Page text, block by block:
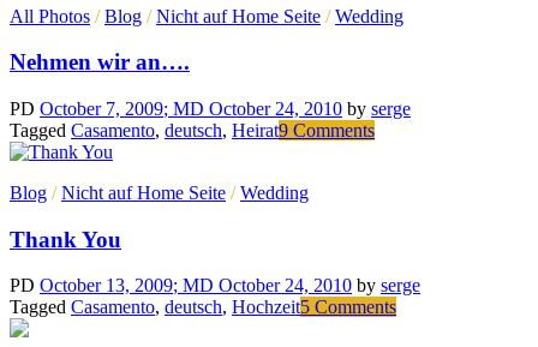
All Photos /Blog /Nicht auf Home Seite /Wedding
Nehmen wir an….
PD October 7, 2009; MD October 24, 2010 by serge
Tagged Casamento, deutsch, Heirat9 Comments
Blog /Nicht auf Home Seite /Wedding
Thank You
PD October 13, 2009; MD October 24, 2010 by serge
Tagged Casamento, deutsch, Hochzeit5 Comments